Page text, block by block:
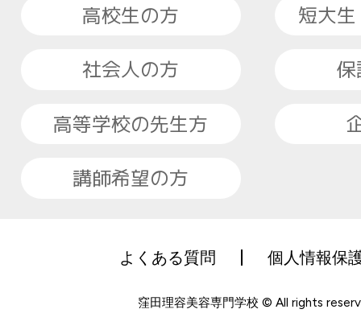
高校生の方
短大
社会人の方
高等学校の先生方
講師希望の方
よくある質問 個人情報保
窪田理容美容専門学校 © All rights